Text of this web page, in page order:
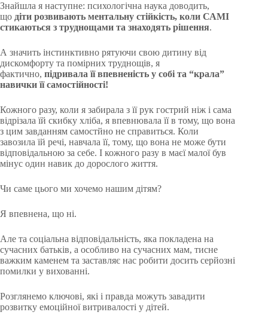
Знайшла я наступне: психологічна наука доводить,
що діти розвивають ментальну стійкість, коли САМІ
стикаються з труднощами та знаходять рішення.
А значить інстинктивно рятуючи свою дитину від
дискомфорту та помірних труднощів, я
фактично, підривала її впевненість у собі та “крала”
навички її самостійності!
Кожного разу, коли я забирала з її рук гострий ніж і сама
відрізала їй скибку хліба, я впевнювала її в тому, що вона
з цим завданням самостйно не справиться. Коли
завозила їй речі, навчала її, тому, що вона не може бути
відповідальною за себе. І кожного разу в маєї малої був
мінус один навик до дорослого життя.
Чи саме цього ми хочемо нашим дітям?
Я впевнена, що ні.
Але та соціальна відповідальність, яка покладена на
сучасних батьків, а особливо на сучасних мам, тисне
важким каменем та заставляє нас робити досить серйозні
помилки у вихованні.
Розглянемо ключові, які і правда можуть завадити
розвитку емоційної витривалості у дітей.